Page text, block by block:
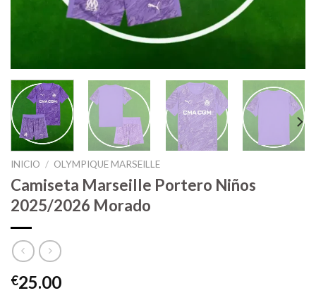
INICIO / OLYMPIQUE MARSEILLE
Camiseta Marseille Portero Niños
2025/2026 Morado
€25.00